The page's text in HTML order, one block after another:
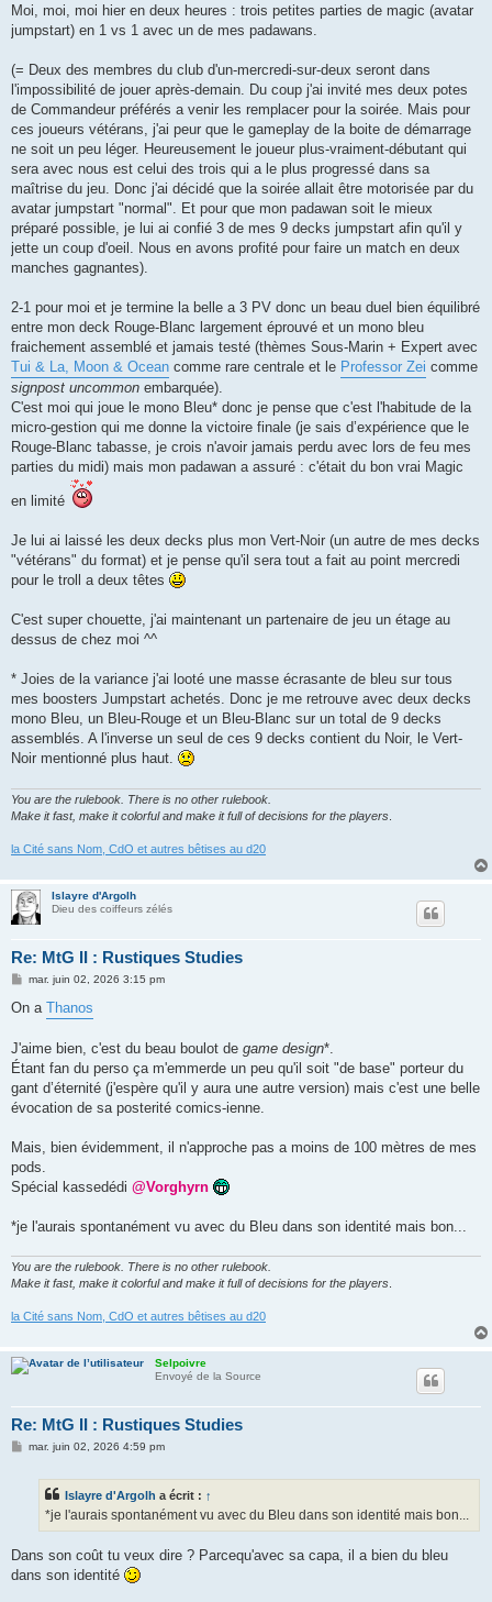
s
a
Moi, moi, moi hier en deux heures : trois petites parties de magic (avatar
jumpstart) en 1 vs 1 avec un de mes padawans.
(= Deux des membres du club d'un-mercredi-sur-deux seront dans
l'impossibilité de jouer après-demain. Du coup j'ai invité mes deux potes
de Commandeur préférés a venir les remplacer pour la soirée. Mais pour
ces joueurs vétérans, j'ai peur que le gameplay de la boite de démarrage
ne soit un peu léger. Heureusement le joueur plus-vraiment-débutant qui
sera avec nous est celui des trois qui a le plus progressé dans sa
maîtrise du jeu. Donc j'ai décidé que la soirée allait être motorisée par du
avatar jumpstart "normal". Et pour que mon padawan soit le mieux
préparé possible, je lui ai confié 3 de mes 9 decks jumpstart afin qu'il y
jette un coup d'oeil. Nous en avons profité pour faire un match en deux
manches gagnantes).
2-1 pour moi et je termine la belle a 3 PV donc un beau duel bien équilibré
entre mon deck Rouge-Blanc largement éprouvé et un mono bleu
fraichement assemblé et jamais testé (thèmes Sous-Marin + Expert avec
Tui & La, Moon & Ocean comme rare centrale et le Professor Zei comme
signpost uncommon embarquée).
C'est moi qui joue le mono Bleu* donc je pense que c'est l'habitude de la
micro-gestion qui me donne la victoire finale (je sais d’expérience que le
Rouge-Blanc tabasse, je crois n'avoir jamais perdu avec lors de feu mes
parties du midi) mais mon padawan a assuré : c'était du bon vrai Magic
en limité
Je lui ai laissé les deux decks plus mon Vert-Noir (un autre de mes decks
"vétérans" du format) et je pense qu'il sera tout a fait au point mercredi
pour le troll a deux têtes
C'est super chouette, j'ai maintenant un partenaire de jeu un étage au
dessus de chez moi ^^
* Joies de la variance j'ai looté une masse écrasante de bleu sur tous
mes boosters Jumpstart achetés. Donc je me retrouve avec deux decks
mono Bleu, un Bleu-Rouge et un Bleu-Blanc sur un total de 9 decks
assemblés. A l'inverse un seul de ces 9 decks contient du Noir, le Vert-
Noir mentionné plus haut.
You are the rulebook. There is no other rulebook.
Make it fast, make it colorful and make it full of decisions for the players
la Cité sans Nom, CdO et autres bêtises au d20
Islayre d'Argolh
Dieu des coiffeurs zélés
Re: MtG II : Rustiques Studies
M
s
g
e
mar. juin 02, 2026 3:15 pm
On a Thanos
J'aime bien, c'est du beau boulot de game design*.
Étant fan du perso ça m'emmerde un peu qu'il soit "de base" porteur du
gant d’éternité (j'espère qu'il y aura une autre version) mais c'est une belle
évocation de sa posterité comics-ienne.
Mais, bien évidemment, il n'approche pas a moins de 100 mètres de mes
pods.
Spécial kassedédi @Vorghyrn
*je l'aurais spontanément vu avec du Bleu dans son identité mais bon...
You are the rulebook. There is no other rulebook.
Make it fast, make it colorful and make it full of decisions for the players
la Cité sans Nom, CdO et autres bêtises au d20
Selpoivre
Envoyé de la Source
Re: MtG II : Rustiques Studies
Mmar. juin 02, 2026 4:59 pm
Islayre d'Argolh a écrit : ↑
*je l'aurais spontanément vu avec du Bleu dans son identité mais bon...
Dans son coût tu veux dire ? Parcequ'avec sa capa, il a bien du bleu
dans son identité